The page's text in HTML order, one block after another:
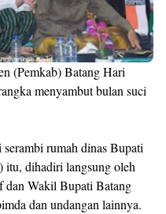
(Pemkab) Batang Hari
menyambut bulan suci
rumah dinas Bupati
itu, dihadiri langsung oleh
Wakil Bupati Batang
dan undangan lainnya.